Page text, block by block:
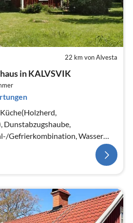
22 km von Alvesta
in KALVSVIK
Dunstabzugshaube,
Gefrierkombination, Wasser
Schlafzimmer(Herd(Kachel))